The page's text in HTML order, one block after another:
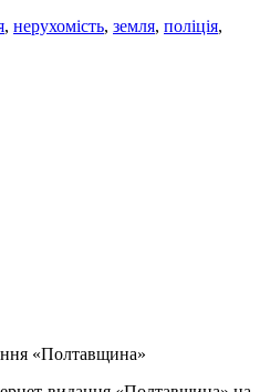
, нерухомість, земля, поліція,
«Полтавщина»